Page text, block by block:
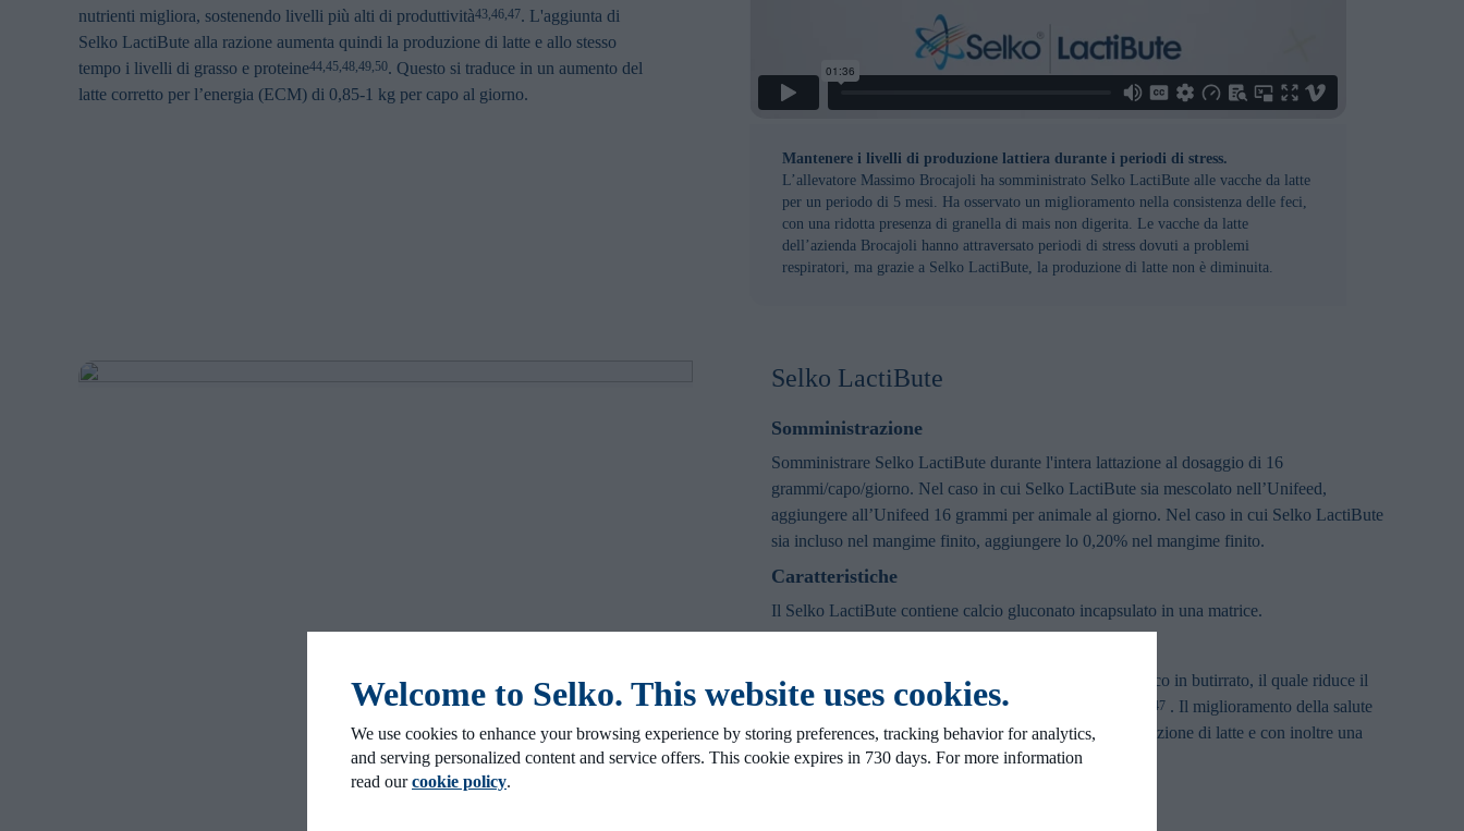
Welcome to Selko. This website uses cookies.
We use cookies to enhance your browsing experience by storing preferences, tracking behavior for analytics,
and serving personalized content and service offers. This cookie expires in 730 days. For more information
read ourcookie policy.
Mantenere i livelli di produzione lattiera durante i periodi di stress.
L’allevatore Massimo Brocajoli ha somministrato Selko LactiBute alle vacche da latte
per un periodo di 5 mesi. Ha osservato un miglioramento nella consistenza delle feci,
con una ridotta presenza di granella di mais non digerita. Le vacche da latte
dell’azienda Brocajoli hanno attraversato periodi di stress dovuti a problemi
respiratori, ma grazie a Selko LactiBute, la produzione di latte non è diminuita.
nutrienti migliora, sostenendo livelli più alti di produttività43,46,47. L'aggiunta di
Selko LactiBute alla razione aumenta quindi la produzione di latte e allo stesso
tempo i livelli di grasso e proteine44,45,48,49,50. Questo si traduce in un aumento del
latte corretto per l’energia (ECM) di 0,85-1 kg per capo al giorno.
Selko LactiBute
Somministrazione
Somministrare Selko LactiBute durante l'intera lattazione al dosaggio di 16
grammi/capo/giorno. Nel caso in cui Selko LactiBute sia mescolato nell’Unifeed,
aggiungere all’Unifeed 16 grammi per animale al giorno. Nel caso in cui Selko LactiBute
sia incluso nel mangime finito, aggiungere lo 0,20% nel mangime finito.
Caratteristiche
Il Selko LactiBute contiene calcio gluconato incapsulato in una matrice.
Il calcio gluconato stimola la conversione dell'acido lattico in butirrato, il quale riduce il
rischio di acidosi dell'intestino nelle vacche da latte
43,46,47 . Il miglioramento della salute
del grosso intestino si traduce in un aumento della produzione di latte e con inoltre una
maggiore percentuale di grasso44,45,48,49,50.